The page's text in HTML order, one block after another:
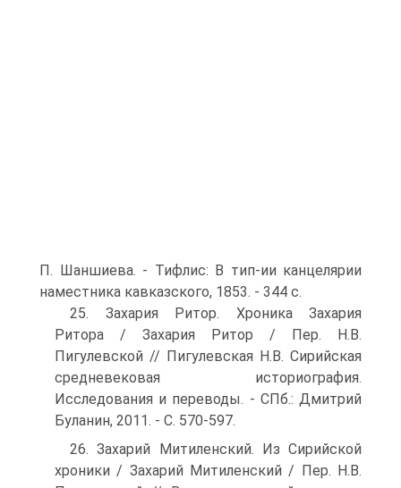
П. Шаншиева. - Тифлис: В тип-ии канцелярии
наместника кавказского, 1853. - 344 с.
25. Захария Ритор. Хроника Захария
Ритора / Захария Ритор / Пер. Н.В.
Пигулевской // Пигулевская Н.В. Сирийская
средневековая историография.
Исследования и переводы. - СПб.: Дмитрий
Буланин, 2011. - С. 570-597.
26. Захарий Митиленский. Из Сирийской
хроники / Захарий Митиленский / Пер. Н.В.